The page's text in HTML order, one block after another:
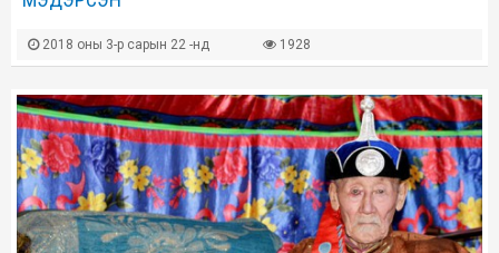
2018 оны 3-р сарын 22 -нд 1928